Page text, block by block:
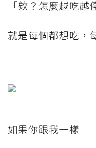
「欸？怎麼越吃越
就是每個都想吃，
如果你跟我一樣